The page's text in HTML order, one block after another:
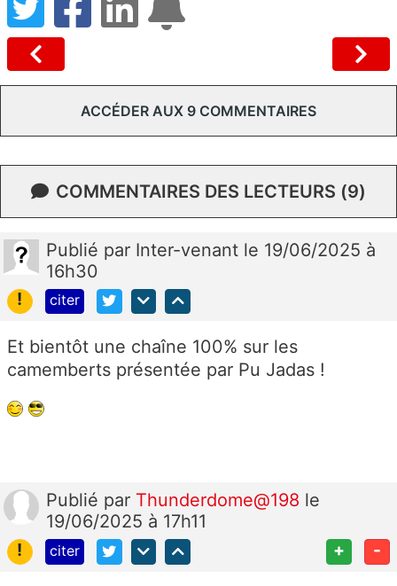
ACCÉDER AUX 9 COMMENTAIRES
COMMENTAIRES DES LECTEURS (9)
Publié par Inter-venant le 19/06/2025 à
16h30
!
citer
Et bientôt une chaîne 100% sur les
camemberts présentée par Pu Jadas !
Publié par Thunderdome@198 le
19/06/2025 à 17h11
!
citer + -